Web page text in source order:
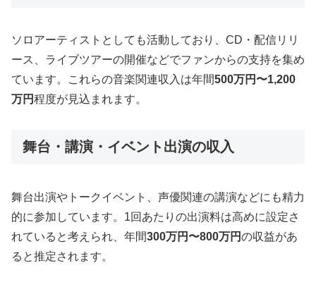
ソロアーティストとしても活動しており、CD・配信リリ
ース、ライブツアーの開催などでファンからの支持を集め
ています。これらの音楽関連収入は年間500万円〜1,200
万円程度が見込まれます。
舞台・講演・イベント出演の収入
舞台出演やトークイベント、声優関連の講演などにも精力
的に参加しています。1回あたりの出演料は高めに設定さ
れていると考えられ、年間300万円〜800万円の収益があ
ると推定されます。